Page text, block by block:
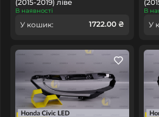
(2015-2019) ліве
В наявності
У кошик: 1722.00 ₴
В
У